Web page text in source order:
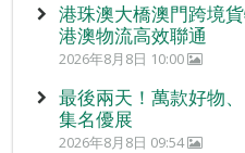
港珠澳大橋澳門跨境
港澳物流高效聯通
2026年8月8日 10:00
最後兩天！萬款好物
集名優展
2026年8月8日 09:54